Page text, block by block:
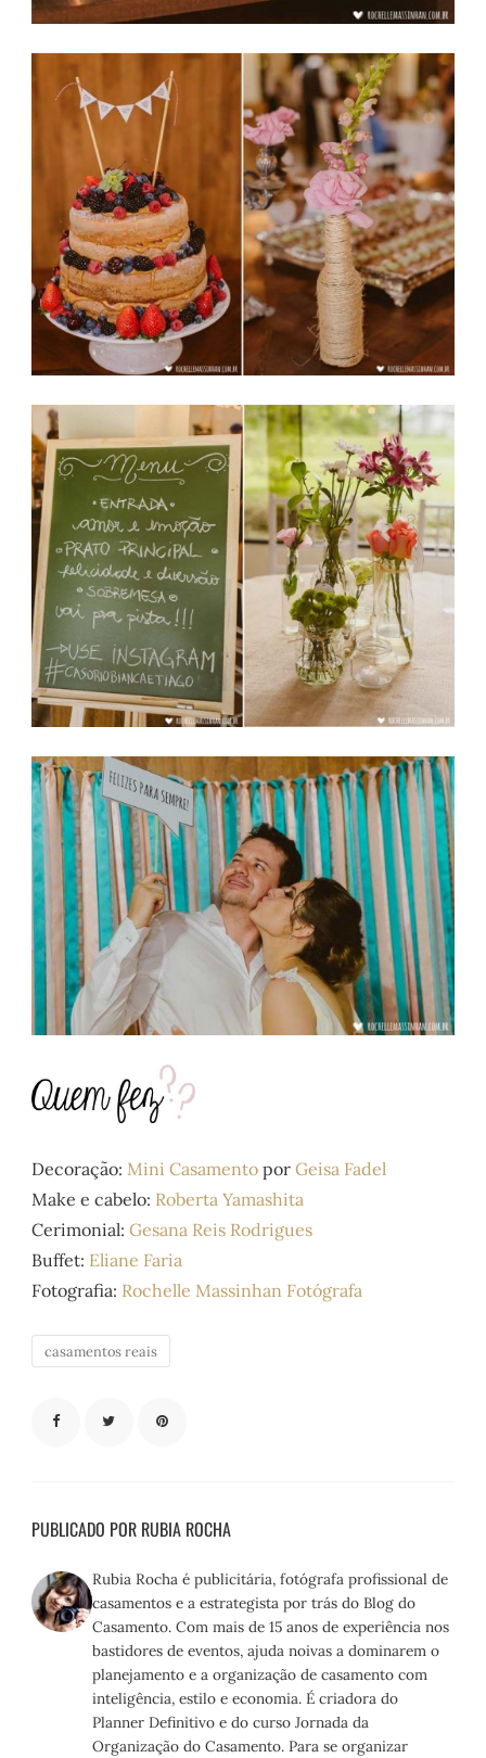
Decoração: Mini Casamento por Geisa Fadel
Make e cabelo: Roberta Yamashita
Cerimonial: Gesana Reis Rodrigues
Buffet: Eliane Faria
Fotografia: Rochelle Massinhan Fotógrafa
casamentos reais
PUBLICADO POR RUBIA ROCHA
Rubia Rocha é publicitária, fotógrafa profissional de
casamentos e a estrategista por trás do Blog do
Casamento. Com mais de 15 anos de experiência nos
bastidores de eventos, ajuda noivas a dominarem o
planejamento e a organização de casamento com
inteligência, estilo e economia. É criadora do
Planner Definitivo e do curso Jornada da
Organização do Casamento. Para se organizar